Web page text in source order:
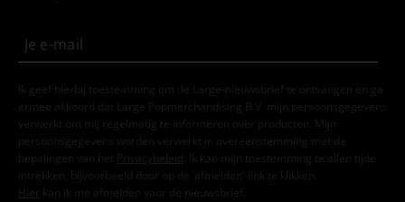
Ik geef hierbij toestemming om de Large-nieuwsbrief te ontvangen en ga
ermee akkoord dat Large Popmerchandising B.V. mijn persoonsgegevens
verwerkt om mij regelmatig te informeren over producten. Mijn
persoonsgegevens worden verwerkt in overeenstemming met de
bepalingen van het
Privacybeleid . Ik kan mijn toestemming te allen tijde
intrekken, bijvoorbeeld door op de ‘afmelden’-link te klikken.
Hier kan ik me afmelden voor de nieuwsbrief.